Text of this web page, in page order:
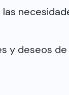
y deseos de